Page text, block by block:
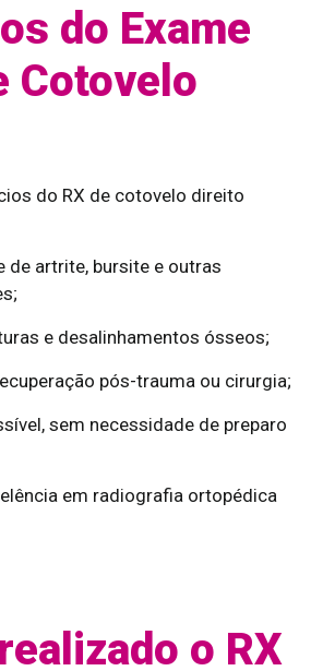
do Exame
Cotovelo
do RX de cotovelo direito
de artrite, bursite e outras
e desalinhamentos ósseos;
pós-trauma ou cirurgia;
sem necessidade de preparo
em radiografia ortopédica
o RX